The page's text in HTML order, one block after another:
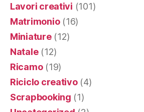
Lavori creativi (101)
Matrimonio(16)
Miniature(12)
Natale(12)
Ricamo(19)
Riciclo creativo(4)
Scrapbooking (1)